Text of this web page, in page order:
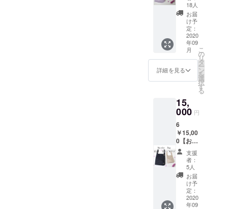
予定で
す。 ※
リター
ンのご
配送先
は日本
国内に
限る。
※今後、
サイズ
の販売
格は
￥9,350
(税込)＋
送料別
となり
ます。
ご了承
くださ
い。 ※
商品の
ルール
の新作
発売や
イベン
ト時に
情報を
『メー
ル』で
送らせ
ルシェ
バッグ
の発送
は9月上
旬～9月
中にか
けて順
次発送
予定で
す。 ※
リター
ンのご
配送先
レー
ス Ｓ1
点 ＋ Ｍ
１点 ★
販売予
定価格
S￥9,35
0＋
M￥11,
000＝
￥20,35
のとこ
ろ
￥15,00
0！！
・マル
シェ
バッ
グ
レー
ス Ｓ
サイズ
1点 ＋
Mサイ
ズ １点
18人
お届
け予
定：
2020
年09
月
詳細を見る
こ
の
リ
タ
ー
ン
を
選
択
す
る
15,
000 円
6
￥15,00
0【お得
セッ
ト】 抗
菌 Ｓ1
点 ＋ Ｍ
１点 ★
販売予
定価格
S￥9,35
支援
者：
5人
お届
け予
定：
2020
年09